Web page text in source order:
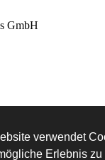
verwendet
Erlebnis zu
GmbH